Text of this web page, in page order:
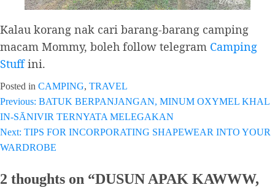
Kalau korang nak cari barang-barang camping
macam Mommy, boleh follow telegram Camping
Stuffini.
Posted in CAMPING, TRAVEL
Post
navigation
Previous: BATUK BERPANJANGAN, MINUM OXYMEL KHAL
IN-SĀNIVIR TERNYATA MELEGAKAN
Next: TIPS FOR INCORPORATING SHAPEWEAR INTO YOUR
WARDROBE
2 thoughts on “DUSUN APAK KAWWW,